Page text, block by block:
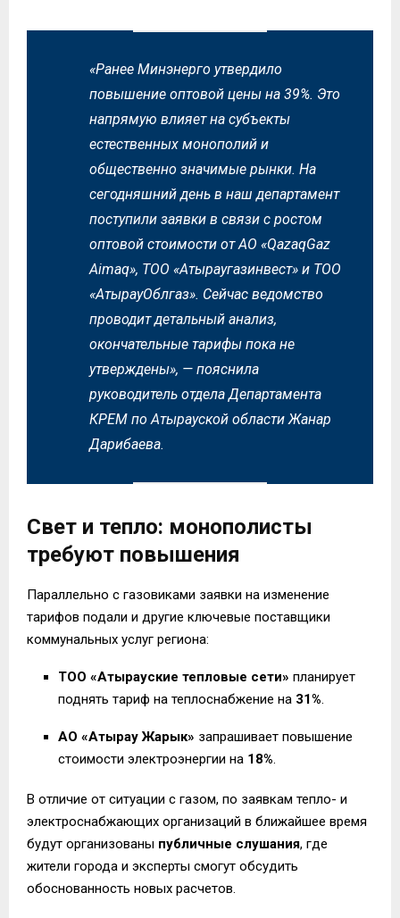
«Ранее Минэнерго утвердило
повышение оптовой цены на 39%. Это
напрямую влияет на субъекты
естественных монополий и
общественно значимые рынки. На
сегодняшний день в наш департамент
поступили заявки в связи с ростом
оптовой стоимости от АО «QazaqGaz
Aimaq», ТОО «Атыраугазинвест» и ТОО
«АтырауОблгаз». Сейчас ведомство
проводит детальный анализ,
окончательные тарифы пока не
утверждены», — пояснила
руководитель отдела Департамента
КРЕМ по Атырауской области Жанар
Дарибаева.
Свет и тепло: монополисты
требуют повышения
Параллельно с газовиками заявки на изменение
тарифов подали и другие ключевые поставщики
коммунальных услуг региона:
ТОО «Атырауские тепловые сети» планирует
поднять тариф на теплоснабжение на 31%.
АО «Атырау Жарык» запрашивает повышение
стоимости электроэнергии на 18%.
В отличие от ситуации с газом, по заявкам тепло- и
электроснабжающих организаций в ближайшее время
будут организованы публичные слушания, где
жители города и эксперты смогут обсудить
обоснованность новых расчетов.